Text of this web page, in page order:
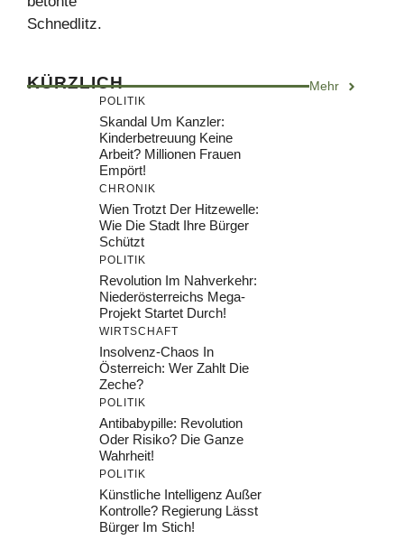
Schnedlitz.
KÜRZLICH Mehr
POLITIK
Skandal Um Kanzler:
Kinderbetreuung Keine
Arbeit? Millionen Frauen
Empört!
CHRONIK
Wien Trotzt Der Hitzewelle:
Wie Die Stadt Ihre Bürger
Schützt
POLITIK
Revolution Im Nahverkehr:
Niederösterreichs Mega-
Projekt Startet Durch!
WIRTSCHAFT
Insolvenz-Chaos In
Österreich: Wer Zahlt Die
Zeche?
POLITIK
Antibabypille: Revolution
Oder Risiko? Die Ganze
Wahrheit!
POLITIK
Künstliche Intelligenz Außer
Kontrolle? Regierung Lässt
Bürger Im Stich!